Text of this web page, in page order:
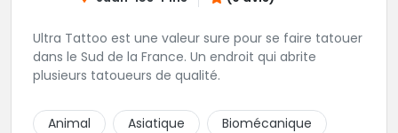
Ultra Tattoo est une valeur sure pour se faire tatouer
dans le Sud de la France. Un endroit qui abrite
plusieurs tatoueurs de qualité.
Animal Asiatique
Biomécanique